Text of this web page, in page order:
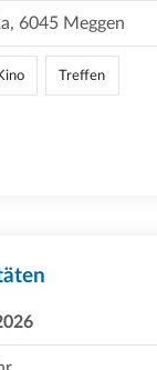
6045 Meggen
Treffen